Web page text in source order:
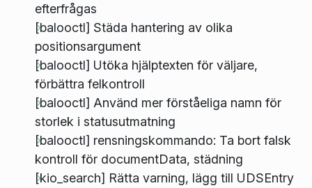
efterfrågas
[balooctl] Städa hantering av olika
positionsargument
[balooctl] Utöka hjälptexten för väljare,
förbättra felkontroll
[balooctl] Använd mer förståeliga namn för
storlek i statusutmatning
[balooctl] rensningskommando: Ta bort falsk
kontroll för documentData, städning
[kio_search] Rätta varning, lägg till UDSEntry